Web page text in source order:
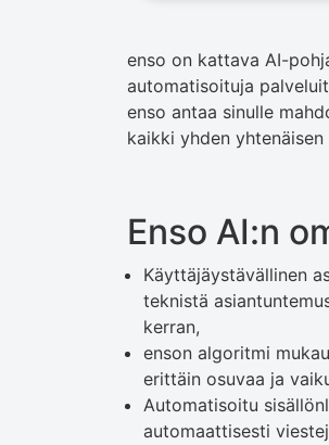
enso on kattava AI-
automatisoituja
enso antaa sinulle
kaikki yhden
Enso AI:n
Käyttäjäystävällinen
teknistä
kerran,
enson algoritmi
erittäin osuvaa ja
Automatisoitu
automaattisesti